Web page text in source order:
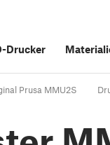
Drucker
Prusa MMU2S